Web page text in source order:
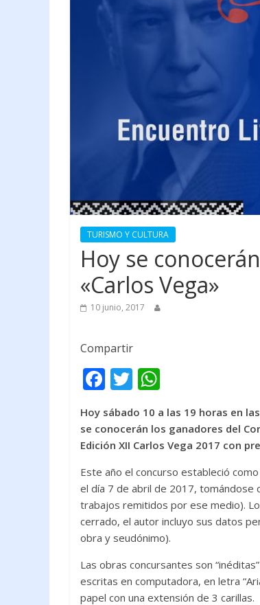
TURISMO Y CULTURA
Hoy se
«Carlos Vega»
10 junio, 2017
Compartir
F
ac
e
b
o
o
k
T
itt
er
h
at
s
A
p
p
Hoy sábado 10 a las 19 horas en
se conocerán los ganadores del
Edición XII Carlos Vega 2017 con
Este año el concurso estableció
el día 7 de abril de 2017, tomándose
trabajos remitidos por ese medio).
cerrado, el autor incluyo sus datos
obra y seudónimo).
Las obras concursantes son
escritas en computadora, en letra
papel con una extensión de 3 carillas.